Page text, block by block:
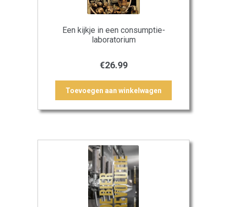
Een kijkje in een consumptie-
laboratorium
€26.99
Toevoegen aan winkelwagen